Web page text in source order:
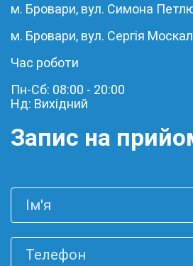
м. Бровари, вул. Симона
м. Бровари, вул. Сергія
Час роботи
Пн-Сб: 08:00 - 20:00
Нд: Вихідний
Запис на